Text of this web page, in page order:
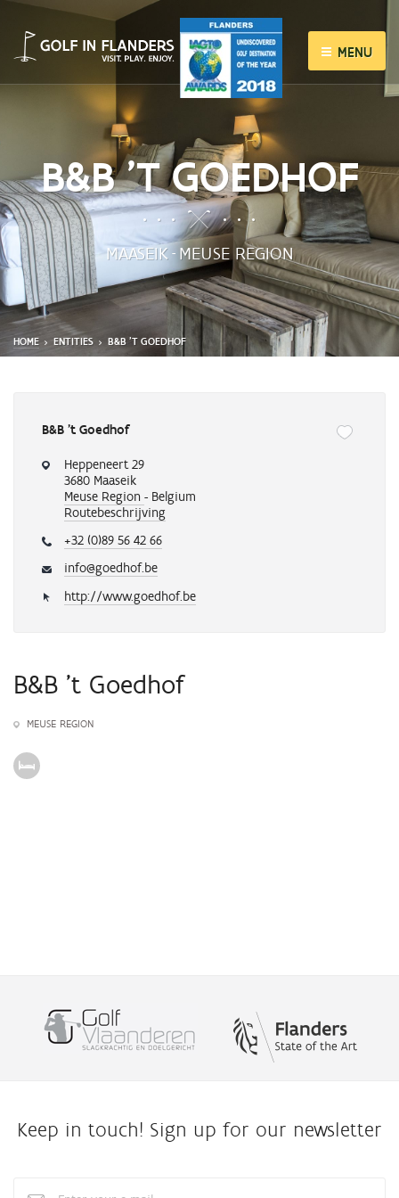
MENU
B&B 'T GOEDHOF
MAASEIK - MEUSE REGION
HOME ENTITIES B&B 'T GOEDHOF
B&B 't Goedhof
knop
verwijdert
voegt
een
activiteit
aan
Heppeneert 29
3680 Maaseik
Meuse Region - Belgium
Routebeschrijving
+32 (0)89 56 42 66
info@goedhof.be
http://www.goedhof.be
B&B 't Goedhof
MEUSE REGION
Keep in touch! Sign up for our newsletter